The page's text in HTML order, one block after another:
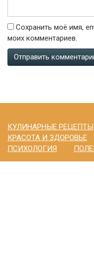
Сохранить моё имя,
моих комментариев.
.
КУЛИНАРНЫЕ РЕЦЕПТЫ
КРАСОТА И ЗДОРОВЬЕ
ПСИХОЛОГИЯ